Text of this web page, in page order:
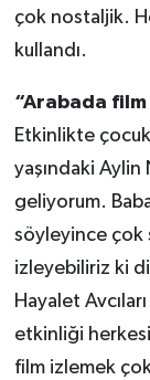
çok nostaljik.
kullandı.
“Arabada
Etkinlikte
yaşındaki
geliyorum.
söyleyince çok
izleyebiliriz ki
Hayalet
etkinliği
film izlemek